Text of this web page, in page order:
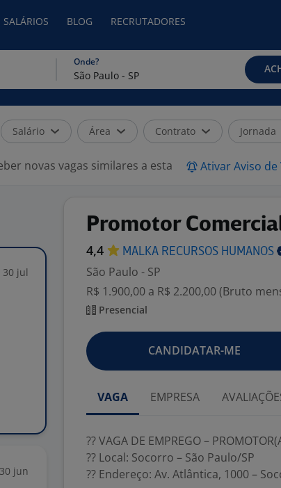
SALÁRIOS BLOG RECRUTADORES
Onde?
Salário Área Contrato Jornada
novas vagas similares a esta Ativar Aviso de
30 jul
30 jun
Promotor
4,4 MALKA RECURSOS HUMANOS
São Paulo - SP
R$ 1.900,00 a R$ 2.200,00 (Bruto
Presencial
CANDIDATAR-ME
VAGA EMPRESA
?? VAGA DE EMPREGO –
?? Local: Socorro – São Paulo/SP
?? Endereço: Av. Atlântica, 1000 –